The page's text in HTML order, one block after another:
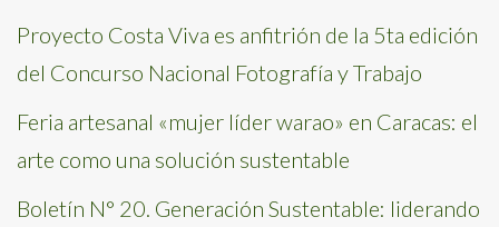
Proyecto Costa Viva es anfitrión de la 5ta edición
del Concurso Nacional Fotografía y Trabajo
Feria artesanal «mujer líder warao» en Caracas: el
arte como una solución sustentable
Boletín N° 20. Generación Sustentable: liderando